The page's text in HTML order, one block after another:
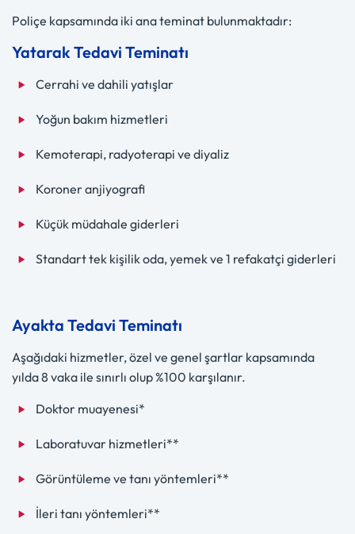
Poliçe kapsamında iki ana teminat bulunmaktadır:
Yatarak Tedavi Teminatı
Cerrahi ve dahili yatışlar
Yoğun bakım hizmetleri
Kemoterapi, radyoterapi ve diyaliz
Koroner anjiyografi
Küçük müdahale giderleri
Standart tek kişilik oda, yemek ve 1 refakatçi giderleri
Ayakta Tedavi Teminatı
Aşağıdaki hizmetler, özel ve genel şartlar kapsamında
yılda 8 vaka ile sınırlı olup %100 karşılanır.
Doktor muayenesi*
Laboratuvar hizmetleri**
Görüntüleme ve tanı yöntemleri**
İleri tanı yöntemleri**